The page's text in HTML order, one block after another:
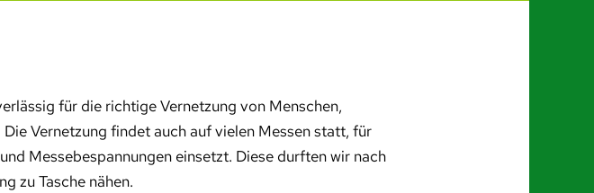
für die richtige Vernetzung von Menschen,
Vernetzung findet auch auf vielen Messen statt, für
Messebespannungen einsetzt. Diese durften wir nach
zu Tasche nähen.